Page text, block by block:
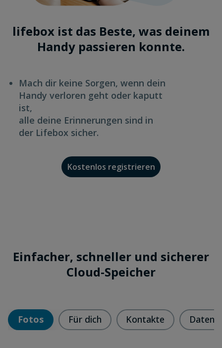
lifebox ist das Beste, was deinem
Handy passieren konnte.
Mach dir keine Sorgen, wenn dein
Handy verloren geht oder kaputt
ist,
alle deine Erinnerungen sind in
der Lifebox sicher.
Kostenlos registrieren
Einfacher, schneller und sicherer
Cloud-Speicher
Fotos Für dich Kontakte Daten